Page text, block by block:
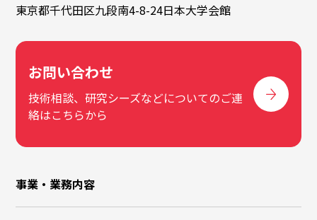
東京都千代田区九段南4-8-24日本大学会館
お問い合わせ
技術相談、研究シーズなどについてのご連
絡はこちらから
事業・業務内容